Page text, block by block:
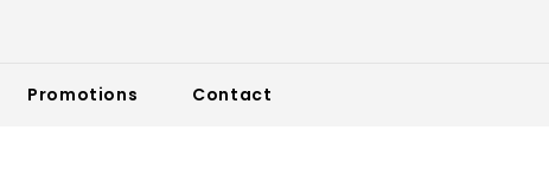
Promotions Contact